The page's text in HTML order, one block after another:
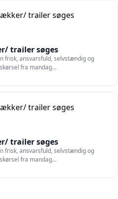
trailer søges
frisk, ansvarsfuld, selvstændig og
fra mandag…
trailer søges
frisk, ansvarsfuld, selvstændig og
fra mandag…